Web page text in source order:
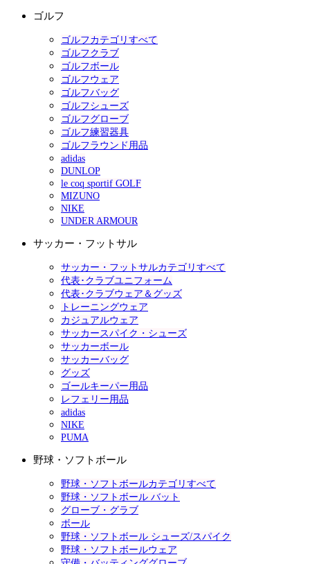
ゴルフ
ゴルフカテゴリすべて
ゴルフクラブ
ゴルフボール
ゴルフウェア
ゴルフバッグ
ゴルフシューズ
ゴルフグローブ
ゴルフ練習器具
ゴルフラウンド用品
adidas
DUNLOP
le coq sportif GOLF
MIZUNO
NIKE
UNDER ARMOUR
サッカー・フットサル
サッカー・フットサルカテゴリすべて
代表･クラブユニフォーム
代表･クラブウェア＆グッズ
トレーニングウェア
カジュアルウェア
サッカースパイク・シューズ
サッカーボール
サッカーバッグ
グッズ
ゴールキーパー用品
レフェリー用品
adidas
NIKE
PUMA
野球・ソフトボール
野球・ソフトボールカテゴリすべて
野球・ソフトボール バット
グローブ・グラブ
ボール
野球・ソフトボール シューズ/スパイク
野球・ソフトボールウェア